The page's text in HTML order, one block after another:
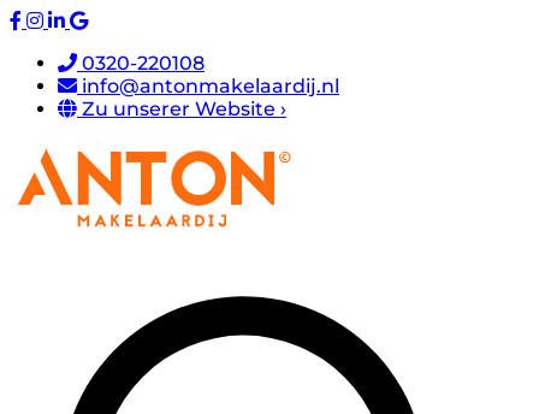
0320-220108
info@antonmakelaardij.nl
Zu unserer Website ›